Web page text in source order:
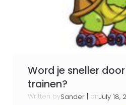
Word je sneller
trainen?
Written bySander onJuly 18,